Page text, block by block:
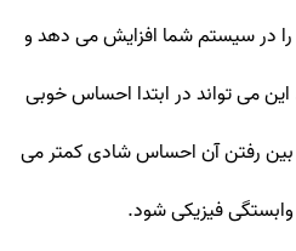
در سیستم شما افزایش می دهد و
می تواند در ابتدا احساس خوبی
بین رفتن آن احساس شادی کمتر می
فیزیکی شود.